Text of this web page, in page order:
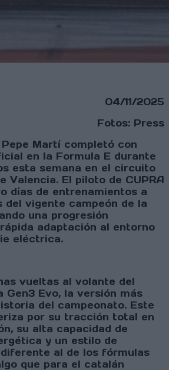
04/11/2025
Fotos: Press
Martí completó con
en la Formula E durante
esta semana en el circuito
Valencia. El piloto de CUPRA
días de entrenamientos a
del vigente campeón de la
una progresión
adaptación al entorno
eléctrica.
vueltas al volante del
Gen3 Evo, la versión más
del campeonato. Este
por su tracción total en
su alta capacidad de
y un estilo de
al de los fórmulas
que para el catalán